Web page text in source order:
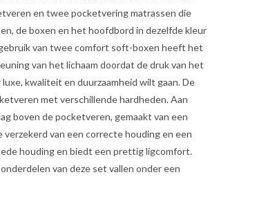
en twee pocketvering matrassen die
de boxen en het hoofdbord in dezelfde kleur
van twee comfort soft-boxen heeft het
van het lichaam doordat de druk van het
kwaliteit en duurzaamheid wilt gaan. De
met verschillende hardheden. Aan
boven de pocketveren, gemaakt van een
van een correcte houding en een
houding en biedt een prettig ligcomfort.
van deze set vallen onder een